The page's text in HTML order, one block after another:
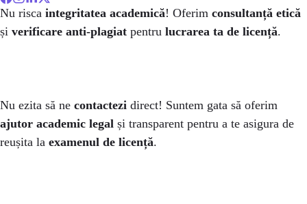
Nu risca integritatea academică! Oferim consultanță etică
și verificare anti-plagiat pentru lucrarea ta de licență.
Nu ezita să ne contactezi direct! Suntem gata să oferim
ajutor academic legal și transparent pentru a te asigura de
reușita la examenul de licență.